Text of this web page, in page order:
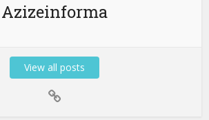
Azizeinforma
View all posts